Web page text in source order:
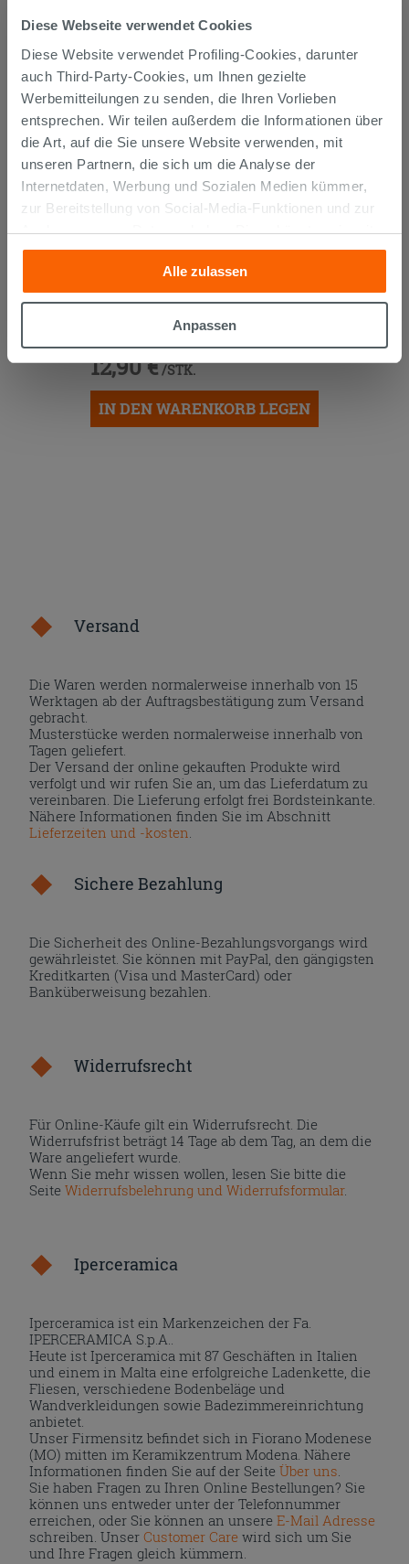
Diese Webseite verwendet Cookies
Diese Website verwendet Profiling-Cookies, darunter
auch Third-Party-Cookies, um Ihnen gezielte
Werbemitteilungen zu senden, die Ihren Vorlieben
entsprechen. Wir teilen außerdem die Informationen über
die Art, auf die Sie unsere Website verwenden, mit
unseren Partnern, die sich um die Analyse der
Internetdaten, Werbung und Sozialen Medien kümmer,
zur Bereitstellung von Social-Media-Funktionen und zur
Analyse unseres Datenverkehrs. Diese könnten sie mit
anderen Informationen, die Sie ihnen geliefert haben oder
die sie aufgrund Ihrer Verwendung ihrer Dienste
gesammelt haben, kombinieren. Falls Sie mehr wissen
möchten oder Ihre Zustimmung zu allen oder einigen
Zustimmung kann durch Klicken auf die Schaltfläche
die Schaltfläche "X" klicken, können Sie das Surfen erst
nach der Installation der technischen Cookies fortsetzen.
Alle zulassen
Anpassen
GEKAUFT HABEN, KAUFTEN
AUCH...
SIPHONPLATZSPARENDUNTER
WASCHTISCH AUS POLYPROPYLEN
12,90 € /STK.
IN DEN WARENKORB LEGEN
Versand
Die Waren werden normalerweise innerhalb von 15
Werktagen ab der Auftragsbestätigung zum Versand
gebracht.
Musterstücke werden normalerweise innerhalb von
Tagen geliefert.
Der Versand der online gekauften Produkte wird
verfolgt und wir rufen Sie an, um das Lieferdatum zu
vereinbaren. Die Lieferung erfolgt frei Bordsteinkante.
Nähere Informationen finden Sie im Abschnitt
Lieferzeiten und -kosten.
Sichere Bezahlung
Die Sicherheit des Online-Bezahlungsvorgangs wird
gewährleistet. Sie können mit PayPal, den gängigsten
Kreditkarten (Visa und MasterCard) oder
Banküberweisung bezahlen.
Widerrufsrecht
Für Online-Käufe gilt ein Widerrufsrecht. Die
Widerrufsfrist beträgt 14 Tage ab dem Tag, an dem die
Ware angeliefert wurde.
Wenn Sie mehr wissen wollen, lesen Sie bitte die
SeiteWiderrufsbelehrung und Widerrufsformular.
Iperceramica
Iperceramica ist ein Markenzeichen der Fa.
IPERCERAMICA S.p.A..
Heute ist Iperceramica mit 87 Geschäften in Italien
und einem in Malta eine erfolgreiche Ladenkette, die
Fliesen, verschiedene Bodenbeläge und
Wandverkleidungen sowie Badezimmereinrichtung
anbietet.
Unser Firmensitz befindet sich in Fiorano Modenese
(MO) mitten im Keramikzentrum Modena. Nähere
Informationen finden Sie auf der Seite Über uns.
Sie haben Fragen zu Ihren Online Bestellungen? Sie
können uns entweder unter der Telefonnummer
erreichen, oder Sie können an unsereE-Mail Adresse
schreiben. UnserCustomer Care wird sich um Sie
und Ihre Fragen gleich kümmern.